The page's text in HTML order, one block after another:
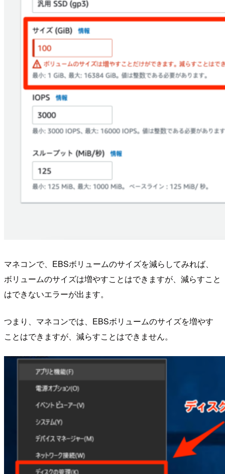
マネコンで、EBSボリュームのサイズを減らしてみれば、
ボリュームのサイズは増やすことはできますが、減らすこと
はできないエラーが出ます。
つまり、マネコンでは、EBSボリュームのサイズを増やす
ことはできますが、減らすことはできません。